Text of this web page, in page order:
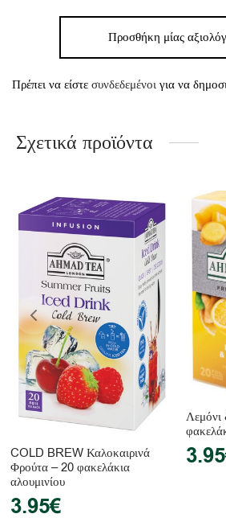
Προσθήκη μίας
Πρέπει να είστε συνδεδεμένοι για να
Σχετικά προϊόντα
COLD BREW Καλοκαιρινά
Φρούτα – 20 φακελάκια
αλουμινίου
3.95€
Λεμόνι
3.95